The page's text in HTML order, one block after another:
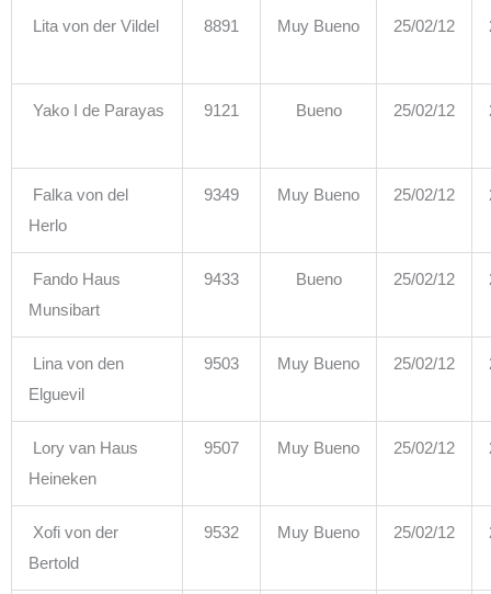
Lita von der Vildel 8891 Muy Bueno 25/02/12
Yako I de Parayas 9121 Bueno 25/02/12
Falka von del
Herlo
9349 Muy Bueno 25/02/12
Fando Haus
Munsibart
9433 Bueno 25/02/12
Lina von den
Elguevil
9503 Muy Bueno 25/02/12
Lory van Haus
Heineken
9507 Muy Bueno 25/02/12
Xofi von der
Bertold
9532 Muy Bueno 25/02/12